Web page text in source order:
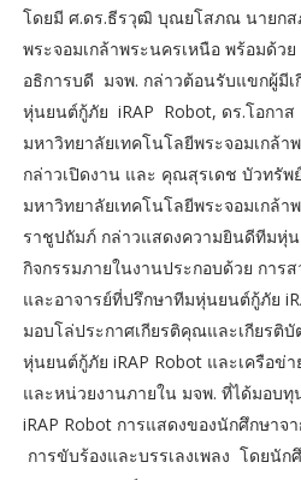
โดยมี ศ.ดร.ธีรวุฒิ บุณยโสภณ นายกส
พระจอมเกล้าพระนครเหนือ พร้อมด้ว
อธิการบดี มจพ. กล่าวต้อนรับแขกผู้มี
หุ่นยนต์กู้ภัย iRAP Robot, ดร.โอกาส
มหาวิทยาลัยเทคโนโลยีพระจอมเกล้
กล่าวเปิดงาน และ คุณสุรเดช บัวทรัพ
มหาวิทยาลัยเทคโนโลยีพระจอมเกล้า
ราชูปถัมภ์ กล่าวแสดงความยินดีทีมหุ่
กิจกรรมภายในงานประกอบด้วย การ
และอาจารย์ที่ปรึกษาทีมหุ่นยนต์กู้ภัย
มอบโล่ประกาศเกียรติคุณและเกียร
หุ่นยนต์กู้ภัย iRAP Robot และเครือข่
และหน่วยงานภายใน มจพ. ที่ได้มอบ
iRAP Robot การแสดงของนักศึกษาจ
การขับร้องและบรรเลงเพลง โดยนั